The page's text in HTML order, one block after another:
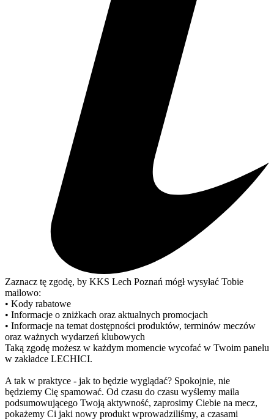
Zaznacz tę zgodę, by KKS Lech Poznań mógł wysyłać Tobie
mailowo:
• Kody rabatowe
• Informacje o zniżkach oraz aktualnych promocjach
• Informacje na temat dostępności produktów, terminów meczów
oraz ważnych wydarzeń klubowych
Taką zgodę możesz w każdym momencie wycofać w Twoim panelu
w zakładce LECHICI.
A tak w praktyce - jak to będzie wyglądać? Spokojnie, nie
będziemy Cię spamować. Od czasu do czasu wyślemy maila
podsumowującego Twoją aktywność, zaprosimy Ciebie na mecz,
pokażemy Ci jaki nowy produkt wprowadziliśmy, a czasami